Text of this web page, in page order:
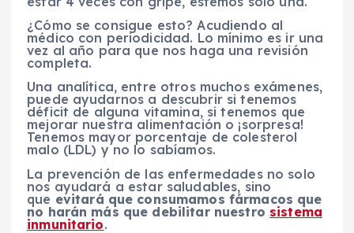
¿Cómo se consigue esto? Acudiendo al
médico con periodicidad. Lo mínimo es ir una
vez al año para que nos haga una revisión
completa.
Una analítica, entre otros muchos exámenes,
puede ayudarnos a descubrir si tenemos
déficit de alguna vitamina, si tenemos que
mejorar nuestra alimentación o ¡sorpresa!
Tenemos mayor porcentaje de colesterol
malo (LDL) y no lo sabíamos.
La prevención de las enfermedades no solo
nos ayudará a estar saludables, sino
que evitará que consumamos fármacos que
no harán más que debilitar nuestro sistema
inmunitario.